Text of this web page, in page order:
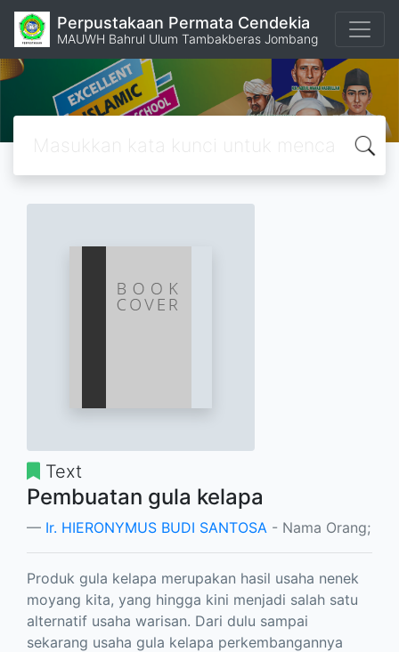
Perpustakaan Permata Cendekia
MAUWH Bahrul Ulum Tambakberas Jombang
Text
Pembuatan gula kelapa
Ir. HIERONYMUS BUDI SANTOSA - Nama Orang;
Produk gula kelapa merupakan hasil usaha nenek
moyang kita, yang hingga kini menjadi salah satu
alternatif usaha warisan. Dari dulu sampai
sekarang usaha gula kelapa perkembangannya